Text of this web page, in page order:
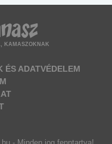
KAMASZOKNAK
ÉS ADATVÉDELEM